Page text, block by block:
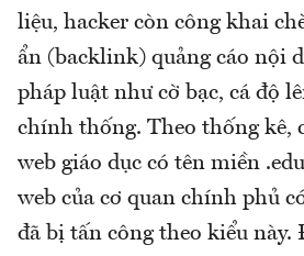
liệu, hacker còn công khai
ẩn (backlink) quảng cáo nội
pháp luật như cờ bạc, cá độ
chính thống. Theo thống kê,
web giáo dục có tên miền
web của cơ quan chính phủ
đã bị tấn công theo kiểu này.